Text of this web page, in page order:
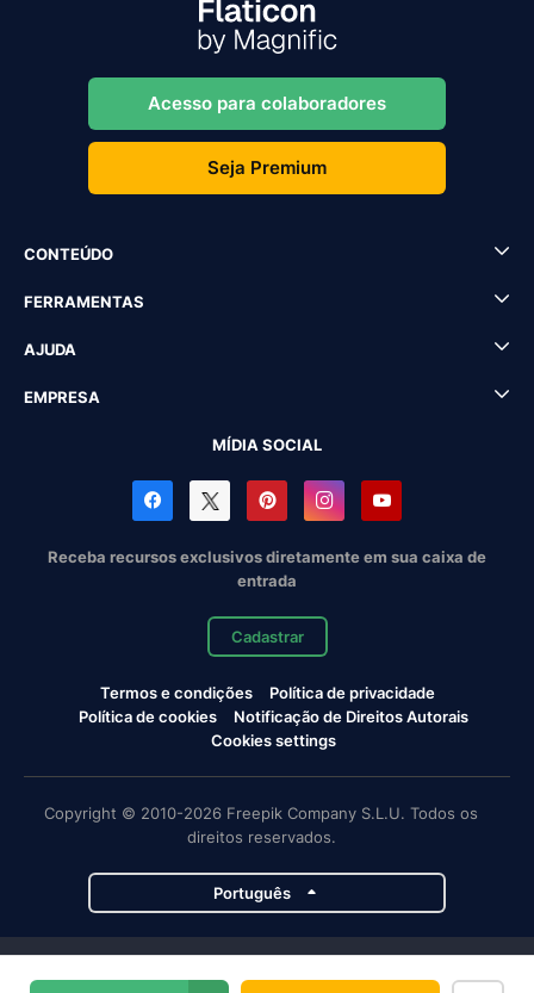
Acesso para colaboradores
Seja Premium
CONTEÚDO
FERRAMENTAS
AJUDA
EMPRESA
MÍDIA SOCIAL
Receba recursos exclusivos diretamente em sua caixa de
entrada
Cadastrar
Termos e condições
Política de privacidade
Política de cookies
Notificação de Direitos Autorais
Cookies settings
Copyright © 2010-2026 Freepik Company S.L.U. Todos os
direitos reservados.
Português